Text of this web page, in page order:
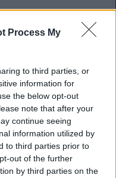
Process My
to third parties, or
information for
the below opt-out
note that after your
continue seeing
information utilized by
to third parties prior to
out of the further
by third parties on the